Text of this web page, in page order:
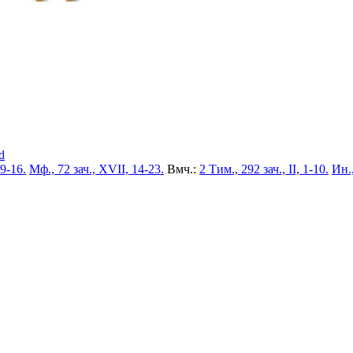
16. Мф., 72 зач., XVII, 14-23. Вмч.: 2 Тим., 292 зач., II, 1-10.